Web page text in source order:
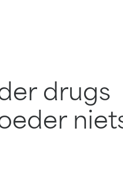
drugs